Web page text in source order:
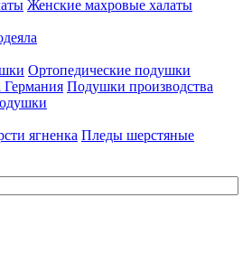
Женские махровые халаты
Ортопедические подушки
Подушки производства
ягненка Пледы шерстяные